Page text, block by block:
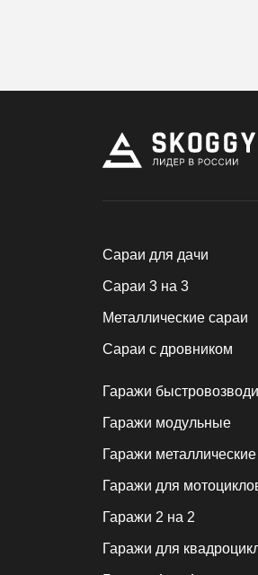
Cараи для дачи
Сараи 3 на 3
Металлические сараи
Сараи с дровником
Гаражи
Гаражи модульные
Гаражи металлические
Гаражи для
Гаражи 2 на 2
Гаражи для